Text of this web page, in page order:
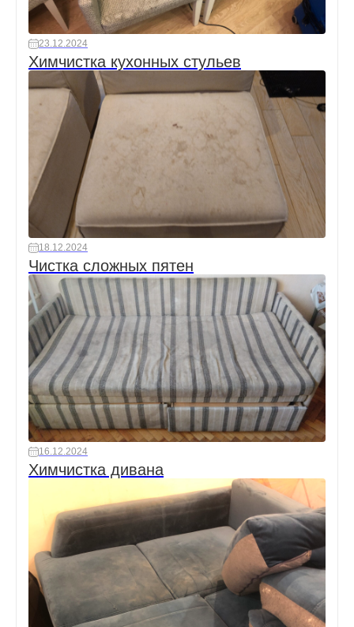
23.12.2024
Химчистка кухонных стульев
18.12.2024
Чистка сложных пятен
16.12.2024
Химчистка дивана